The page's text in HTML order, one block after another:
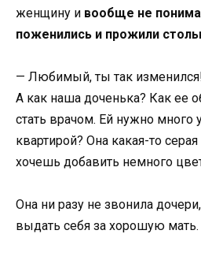
женщину и вообще не
поженились и прожили
— Любимый, ты так
А как наша доченька? Как ее
стать врачом. Ей нужно много
квартирой? Она какая-то
хочешь добавить немного
Она ни разу не звонила
выдать себя за хорошую мать.